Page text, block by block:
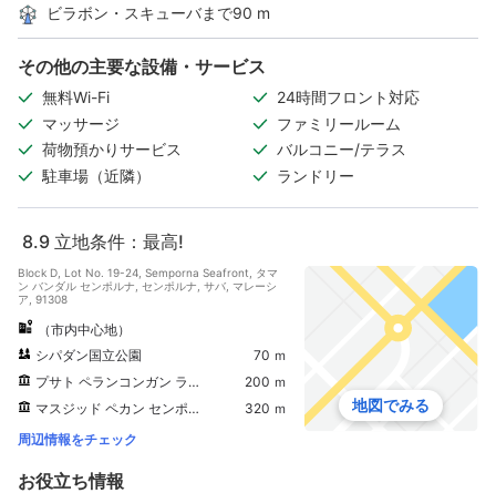
ビラボン・スキューバまで90 m
その他の主要な設備・サービス
無料Wi-Fi
24時間フロント対応
マッサージ
ファミリールーム
荷物預かりサービス
バルコニー/テラス
駐車場（近隣）
ランドリー
8.9 立地条件：最高!
Block D, Lot No. 19-24, Semporna Seafront, タマ
ン バンダル センポルナ, センポルナ, サバ, マレーシ
ア, 91308
（市内中心地）
シパダン国立公園
70 ｍ
プサト ペランコンガン ラウタン センポルナ
200 ｍ
マスジッド ペカン センポルナ
320 ｍ
周辺情報をチェック
地図でみる
お役立ち情報